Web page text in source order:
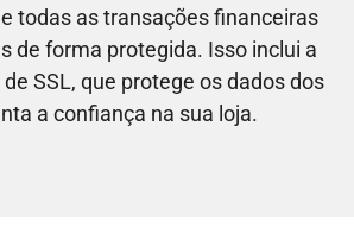
todas as transações financeiras
de forma protegida. Isso inclui a
SSL, que protege os dados dos
a confiança na sua loja.